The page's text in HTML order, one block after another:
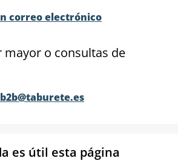
correo electrónico
mayor o consultas de
b2b@taburete.es
es útil esta página